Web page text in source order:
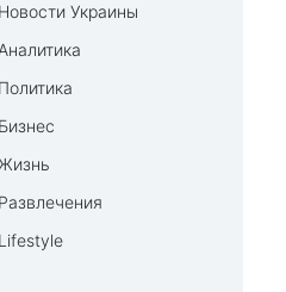
Новости Украины
Аналитика
Политика
Бизнес
Жизнь
Развлечения
Lifestyle